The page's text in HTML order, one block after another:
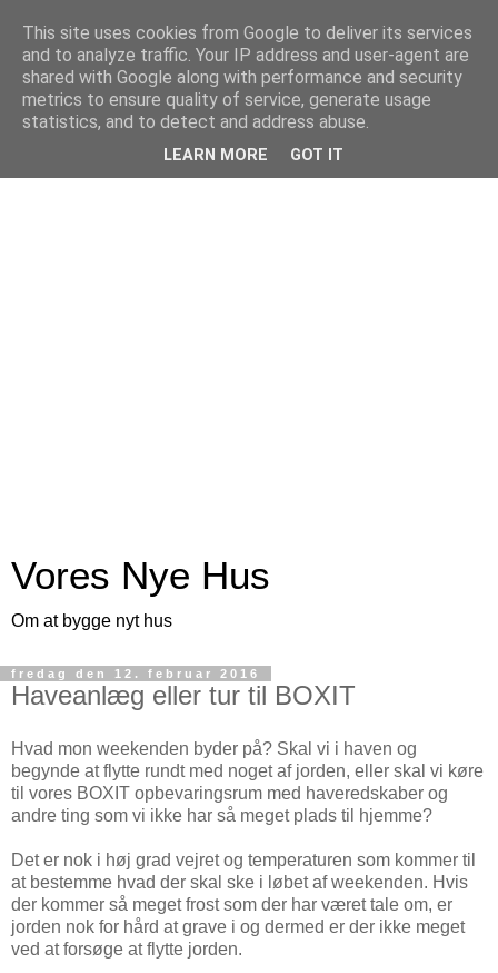
Vores Nye Hus
Om at bygge nyt hus
fredag den 12. februar 2016
Haveanlæg eller tur til BOXIT
Hvad mon weekenden byder på? Skal vi i haven og
begynde at flytte rundt med noget af jorden, eller skal vi køre
til vores BOXIT opbevaringsrum med haveredskaber og
andre ting som vi ikke har så meget plads til hjemme?
Det er nok i høj grad vejret og temperaturen som kommer til
at bestemme hvad der skal ske i løbet af weekenden. Hvis
der kommer så meget frost som der har været tale om, er
jorden nok for hård at grave i og dermed er der ikke meget
ved at forsøge at flytte jorden.
This site uses cookies from Google to deliver its services
and to analyze traffic. Your IP address and user-agent are
shared with Google along with performance and security
metrics to ensure quality of service, generate usage
statistics, and to detect and address abuse.
LEARN MORE GOT IT